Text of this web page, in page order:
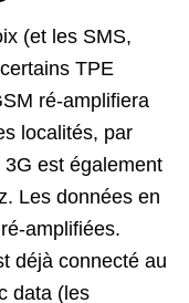
(et les SMS,
TPE
ré-amplifiera
localités, par
est également
Les données en
amplifiées.
déjà connecté au
data (les